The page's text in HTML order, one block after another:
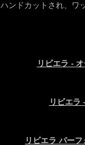
ハンドカットされ、ワ
リビエラ -
リビエラ
リビエラ パー